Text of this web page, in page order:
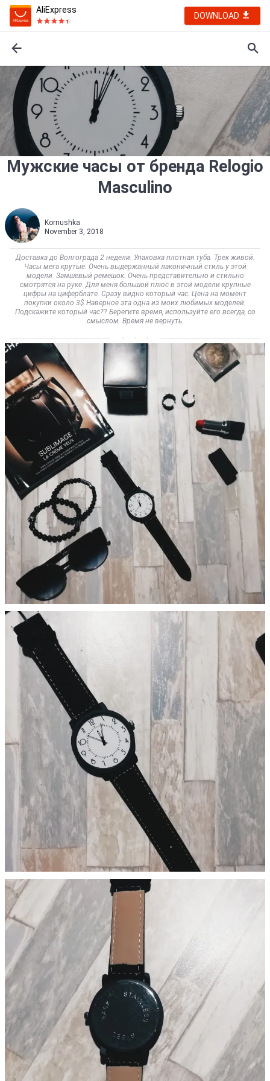
AliExpress
DOWNLOAD
Мужские часы от бренда Relogio
Masculino
Kornushka
November 3, 2018
Доставка до Волгограда 2 недели. Упаковка плотная туба. Трек живой.
Часы мега крутые. Очень выдержанный лаконичный стиль у этой
модели. Замшевый ремешок. Очень представительно и стильно
смотрятся на руке. Для меня большой плюс в этой модели крупные
цифры на циферблате. Сразу видно который час. Цена на момент
покупки около 3$.Наверное эта одна из моих любимых моделей.
Подскажите который час?? Берегите время, используйте его всегда, со
смыслом. Время не вернуть.